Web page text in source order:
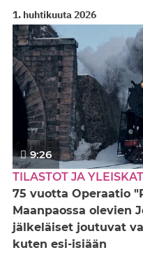
1. huhtikuuta 2026
9:26
TILASTOT JA
75 vuotta Operaatio
Maanpaossa olevien
jälkeläiset joutuvat
kuten esi-isiään